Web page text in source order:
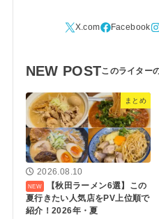
NEW POST
まとめ
2026.08.10
【秋田ラーメン6選】この
夏行きたい人気店をPV上位順で
紹介！2026年・夏